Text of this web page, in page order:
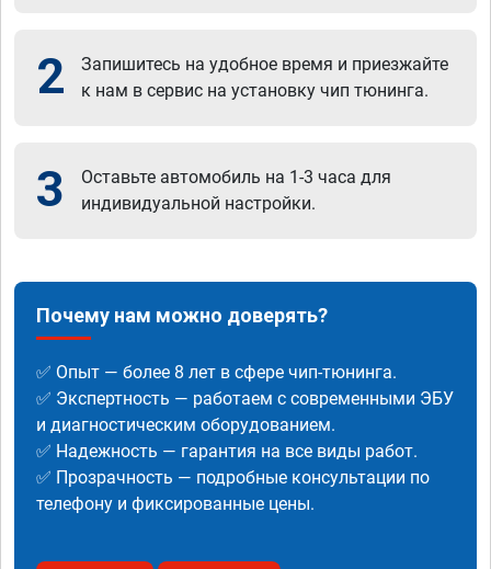
2
Запишитесь на удобное время и приезжайте
к нам в сервис на установку чип тюнинга.
3
Оставьте автомобиль на 1-3 часа для
индивидуальной настройки.
Почему нам можно доверять?
✅ Опыт — более 8 лет в сфере чип-тюнинга.
✅ Экспертность — работаем с современными ЭБУ
и диагностическим оборудованием.
✅ Надежность — гарантия на все виды работ.
✅ Прозрачность — подробные консультации по
телефону и фиксированные цены.